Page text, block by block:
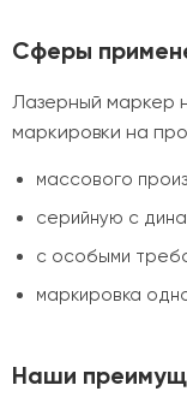
Сферы
Лазерный маркер
маркировки на
массового
серийную с
с особыми
маркировка
Наши